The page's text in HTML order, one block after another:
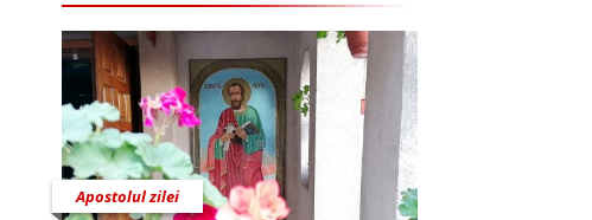
Apostolul zilei